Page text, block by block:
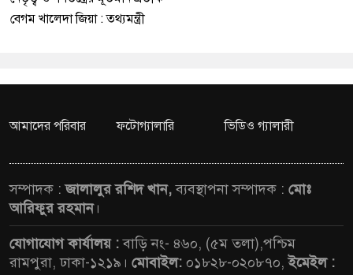
বেগম খালেদা জিয়া : তথ্যমন্ত্রী
আমাদের পরিবার ফটোগ্যালারি ভিডিও গ্যালারী
সম্পাদক :জালালুর রশিদ খান,ব্যবস্থাপনা সম্পাদক : মোঃ
আরিফুর রহমান।
যোগাযোগ কার্যালয় :বাড়ি নং- ৪৬০, (৫ম তলা),পশ্চিম
রামপুরা, ঢাকা-১২১৯। মোবাইল: ০১৮২৮-০২০৮৭০,ইমেইল :